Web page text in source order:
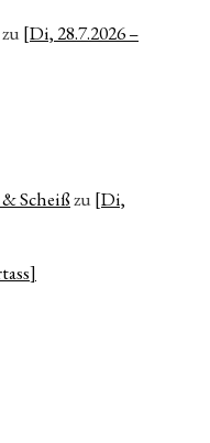
zu [Di, 28.7.2026 –
Scheißzu [Di,